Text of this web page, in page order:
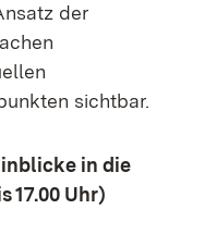
der
sichtbar.
in die
17.00 Uhr)